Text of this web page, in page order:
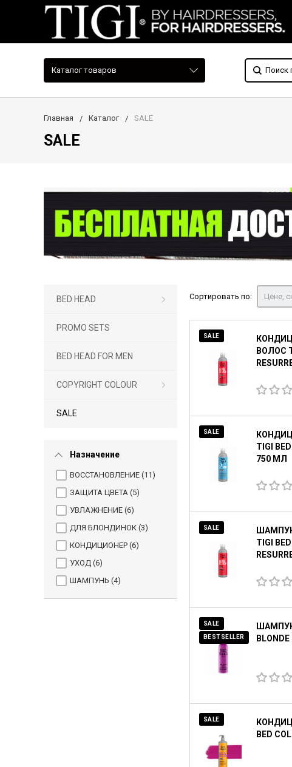
Каталог товаров
Главная Каталог SALE
SALE
BED HEAD
PROMO SETS
BED HEAD FOR MEN
COPYRIGHT COLOUR
SALE
Назначение
ВОССТАНОВЛЕНИЕ (11)
ЗАЩИТА ЦВЕТА (5)
УВЛАЖНЕНИЕ (6)
ДЛЯ БЛОНДИНОК (3)
КОНДИЦИОНЕР (6)
УХОД (6)
ШАМПУНЬ (4)
Сортировать по: Цене,
SALE
ВОЛОС
SALE
TIGI
750 МЛ
SALE
TIGI
SALE
BESTSELLER
SALE
BED